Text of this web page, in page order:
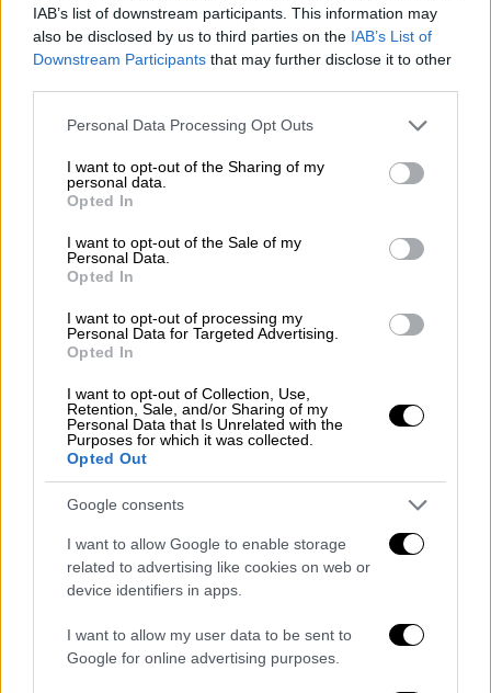
IAB’s list of downstream participants. This information may
also be disclosed by us to third parties on the IAB’s List of
Downstream Participants that may further disclose it to other
Please note that this website/app uses one or more Google
not limited to your visit or usage behaviour. You may click to
grant or deny consent to Google and its third-party tags to
use your data for below specified purposes in below Google
consent section.
Personal Data Processing Opt Outs
I want to opt-out of the Sharing of my
personal data.
Opted In
I want to opt-out of the Sale of my
Personal Data.
Opted In
I want to opt-out of processing my
Personal Data for Targeted Advertising.
Opted In
I want to opt-out of Collection, Use,
Retention, Sale, and/or Sharing of my
Personal Data that Is Unrelated with the
Purposes for which it was collected.
Opted Out
Google consents
I want to allow Google to enable storage
related to advertising like cookies on web or
device identifiers in apps.
I want to allow my user data to be sent to
Google for online advertising purposes.
Σε γαλατικό χωριό μετατράπηκε η
Θεσσαλονίκη: Αγριογούρουνα έκαναν τις
βόλτες τους στο Πανόραμα
Η έκκληση των Αρχών προς τους πολίτες